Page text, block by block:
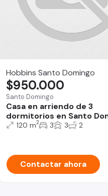
Hobbins Santo Domingo
Santo Domingo
Casa en arriendo de 3
dormitorios en Santo
$950.000
120 m2 3 3 2
Contactar ahora